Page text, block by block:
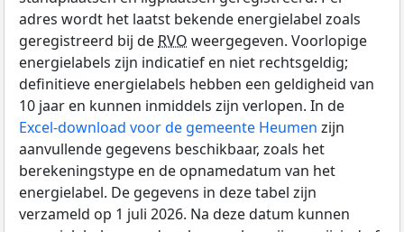
adres wordt het laatst bekende energielabel zoals
geregistreerd bij de RVO weergegeven. Voorlopige
energielabels zijn indicatief en niet rechtsgeldig;
definitieve energielabels hebben een geldigheid van
10 jaar en kunnen inmiddels zijn verlopen. In de
Excel-download voor de gemeente Heumen zijn
aanvullende gegevens beschikbaar, zoals het
berekeningstype en de opnamedatum van het
energielabel. De gegevens in deze tabel zijn
verzameld op 1 juli 2026. Na deze datum kunnen